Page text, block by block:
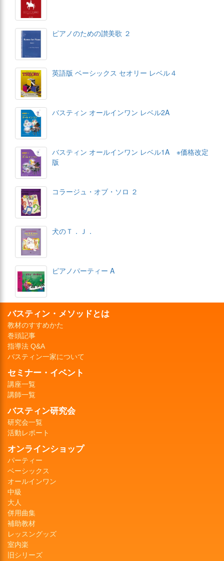
ピアノのための讃美歌 ２
英語版 ベーシックス セオリー レベル４
バスティン オールインワン レベル2A
バスティン オールインワン レベル1A ※価格改定
版
コラージュ・オブ・ソロ ２
犬のＴ．Ｊ．
ピアノパーティー A
バスティン・メソッドとは
教材のすすめかた
巻頭記事
指導法 Q&A
バスティン一家について
セミナー・イベント
講座一覧
講師一覧
バスティン研究会
研究会一覧
活動レポート
オンラインショップ
パーティー
ベーシックス
オールインワン
中級
大人
併用曲集
補助教材
レッスングッズ
室内楽
旧シリーズ